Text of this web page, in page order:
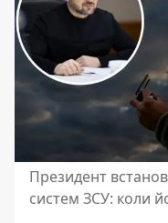
Президент
систем ЗСУ: коли